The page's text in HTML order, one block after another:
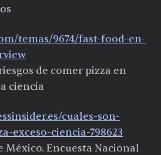
temas/9674/fast-food-en-
de comer pizza en
ciencia
cuales-son-
exceso-ciencia-798623
México. Encuesta Nacional